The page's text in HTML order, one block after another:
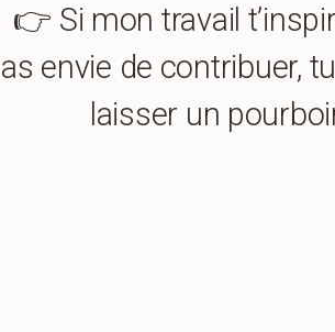
👉 Si mon travail
as envie de contribuer,
laisser un